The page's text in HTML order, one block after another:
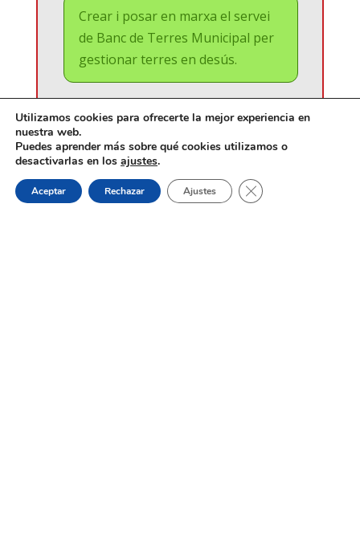
Crear i posar en marxa el servei
de Banc de Terres Municipal per
gestionar terres en desús.
Dur a terme la construcció d’un
Nou Ecoparc i impulsar el servei
d’Ecoparc Mòbil.
Utilizamos cookies para ofrecerte la mejor experiencia en
nuestra web.
Puedes aprender más sobre qué cookies utilizamos o
desactivarlas en los ajustes.
Aceptar Rechazar Ajustes Cerrar el banner de